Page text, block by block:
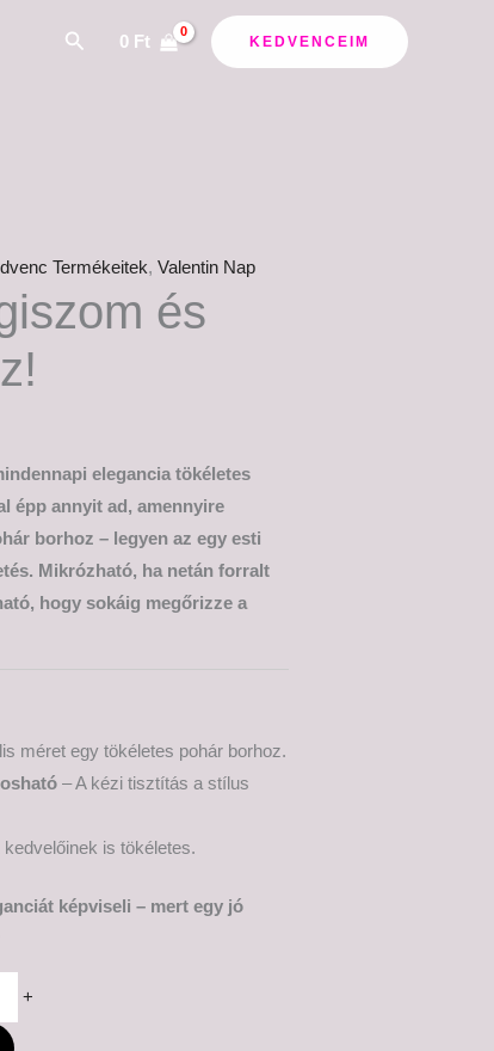
Search
0 Ft KEDVENCEIM
Termékeitek, Valentin Nap
és
elegancia tökéletes
épp annyit ad, amennyire
borhoz – legyen az egy esti
Mikrózható, ha netán forralt
hogy sokáig megőrizze a
méret egy tökéletes pohár borhoz.
– A kézi tisztítás a stílus
is tökéletes.
képviseli – mert egy jó
+